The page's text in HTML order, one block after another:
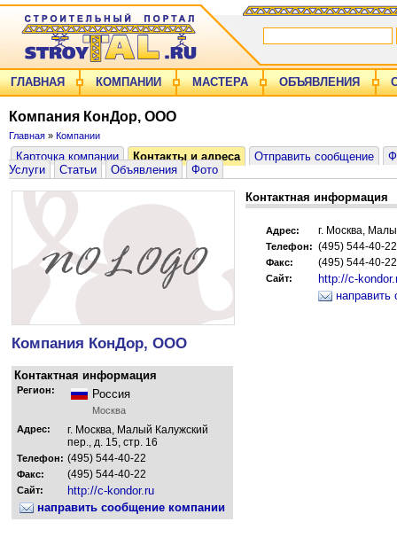
ГЛАВНАЯ КОМПАНИИ МАСТЕРА ОБЪЯВЛЕНИЯ
Компания КонДор, ООО
Главная » Компании
Карточка компании Контакты и адреса Отправить сообщение
Услуги
Статьи Объявления Фото
Компания КонДор, ООО
Контактная информация
Регион: Россия
Москва
Адрес:
г. Москва, Малый Калужский
пер., д. 15, стр. 16
Телефон: (495) 544-40-22
Факс: (495) 544-40-22
Сайт:
http://c-kondor.ru
направить сообщение компании
Контактная информация
Адрес: г. Москва,
Телефон: (495) 544-40-22
Факс: (495) 544-40-22
Сайт:
http://c-
направить